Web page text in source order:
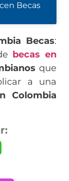
Becas
Becas:
becas en
que
a una
Colombia